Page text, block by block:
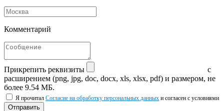
Комментарий
Прикрепить реквизиты
с
расширением (png, jpg, doc, docx, xls, xlsx, pdf) и размером, не
более 9.54 МБ.
Я прочитал Согласие на обработку персональных данных и согласен с условиями
Отправить